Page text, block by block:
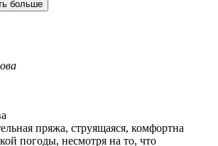
больше
пряжа, струящаяся, комфортна
погоды, несмотря на то, что